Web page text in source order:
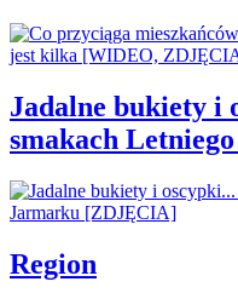
Jadalne bukiety i
smakach
Region